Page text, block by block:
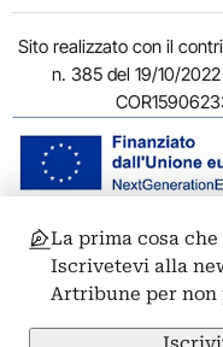
Sito realizzato con il
n. 385 del 19/10/
© 2011-2026 ARTRIBUNE
00186 Roma - P.I.
Privacy: Responsabile
ARTRIBUNE srl – Corso
La prima cosa
Iscrivetevi alla
Artribune per non